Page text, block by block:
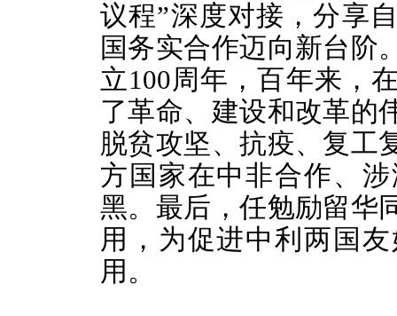
议程”深度对接，分享
国务实合作迈向新台阶
立100周年，百年来，
了革命、建设和改革的
脱贫攻坚、抗疫、复工
方国家在中非合作、
黑。最后，任勉励留华
用，为促进中利两国
用。